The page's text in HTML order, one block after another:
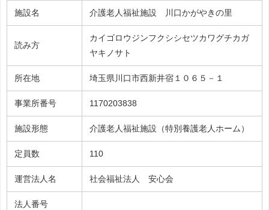
施設名 介護老人福祉施設 川口かがやきの里
読み方
カイゴロウジンフクシシセツカワグチカガ
ヤキノサト
所在地 埼玉県川口市西新井宿１０６５－１
事業所番号 1170203838
施設形態 介護老人福祉施設（特別養護老人ホーム）
定員数 110
運営法人名 社会福祉法人 安心会
法人番号